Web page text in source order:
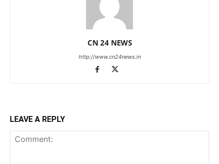
CN 24 NEWS
http://www.cn24news.in
LEAVE A REPLY